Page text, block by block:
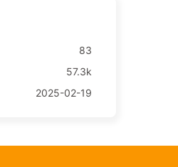
83
57.3k
2025-02-19